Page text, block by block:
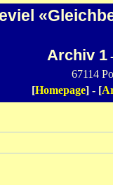
Archiv 1
67114
[Homepage] - [